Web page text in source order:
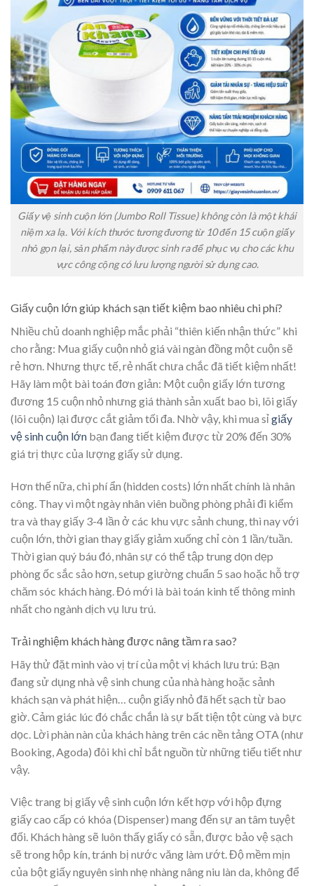
Giấy vệ sinh cuộn lớn (Jumbo Roll Tissue) không còn là một khái
niệm xa lạ. Với kích thước tương đương từ 10 đến 15 cuộn giấy
nhỏ gọn lại, sản phẩm này được sinh ra để phục vụ cho các khu
vực công cộng có lưu lượng người sử dụng cao.
Giấy cuộn lớn giúp khách sạn tiết kiệm bao nhiêu chi phí?
Nhiều chủ doanh nghiệp mắc phải “thiên kiến nhận thức” khi
cho rằng: Mua giấy cuộn nhỏ giá vài ngàn đồng một cuộn sẽ
rẻ hơn. Nhưng thực tế, rẻ nhất chưa chắc đã tiết kiệm nhất!
Hãy làm một bài toán đơn giản: Một cuộn giấy lớn tương
đương 15 cuộn nhỏ nhưng giá thành sản xuất bao bì, lõi giấy
(lõi cuộn) lại được cắt giảm tối đa. Nhờ vậy, khi mua sỉgiấy
vệ sinh cuộn lớn bạn đang tiết kiệm được từ 20% đến 30%
giá trị thực của lượng giấy sử dụng.
Hơn thế nữa, chi phí ẩn (hidden costs) lớn nhất chính là nhân
công. Thay vì một ngày nhân viên buồng phòng phải đi kiểm
tra và thay giấy 3-4 lần ở các khu vực sảnh chung, thì nay với
cuộn lớn, thời gian thay giấy giảm xuống chỉ còn 1 lần/tuần.
Thời gian quý báu đó, nhân sự có thể tập trung dọn dẹp
phòng ốc sắc sảo hơn, setup giường chuẩn 5 sao hoặc hỗ trợ
chăm sóc khách hàng. Đó mới là bài toán kinh tế thông minh
nhất cho ngành dịch vụ lưu trú.
Trải nghiệm khách hàng được nâng tầm ra sao?
Hãy thử đặt mình vào vị trí của một vị khách lưu trú: Bạn
đang sử dụng nhà vệ sinh chung của nhà hàng hoặc sảnh
khách sạn và phát hiện… cuộn giấy nhỏ đã hết sạch từ bao
giờ. Cảm giác lúc đó chắc chắn là sự bất tiện tột cùng và bực
dọc. Lời phàn nàn của khách hàng trên các nền tảng OTA (như
Booking, Agoda) đôi khi chỉ bắt nguồn từ những tiểu tiết như
vậy.
Việc trang bị giấy vệ sinh cuộn lớn kết hợp với hộp đựng
giấy cao cấp có khóa (Dispenser) mang đến sự an tâm tuyệt
đối. Khách hàng sẽ luôn thấy giấy có sẵn, được bảo vệ sạch
sẽ trong hộp kín, tránh bị nước văng làm ướt. Độ mềm mịn
của bột giấy nguyên sinh nhẹ nhàng nâng niu làn da, không để